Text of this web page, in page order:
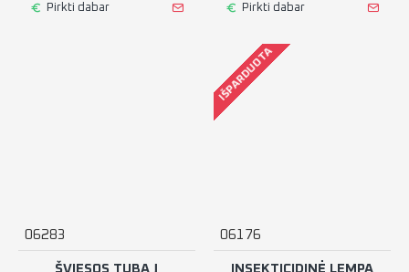
Pirkti dabar Pirkti dabar
06283
ŠVIESOS TUBA Į
IŠPARDUOTA
06176
INSEKTICIDINĖ LEMPA